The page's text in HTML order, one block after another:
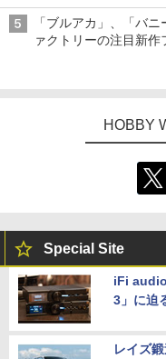
ライトニング・マック
「ブルアカ」、「バ
ァクトリーの注目新作
HOBBY
Special Site
iFi
3」に迫
レイズ